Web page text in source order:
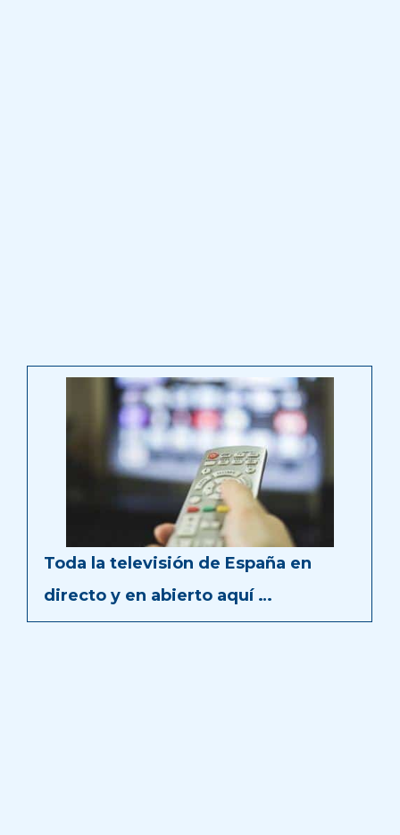
Toda la televisión de España en
directo y en abierto aquí …